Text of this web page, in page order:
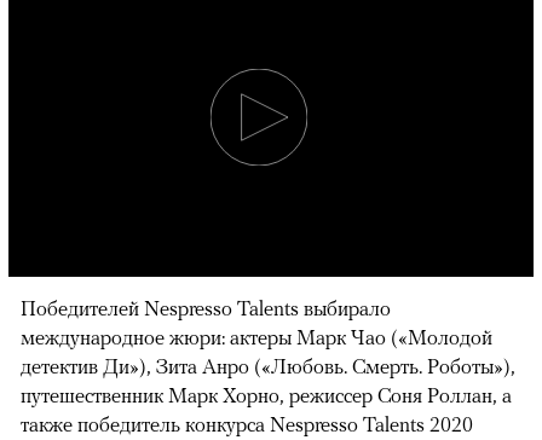
Победителей Nespresso Talents выбирало
международное жюри: актеры Марк Чао («Молодой
детектив Ди»), Зита Анро («Любовь. Смерть. Роботы»),
путешественник Марк Хорно, режиссер Соня Роллан, а
также победитель конкурса Nespresso Talents 2020